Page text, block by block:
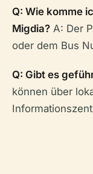
Q: Wie komme
Migdia? A: Der
oder dem Bus
Q: Gibt es
können über